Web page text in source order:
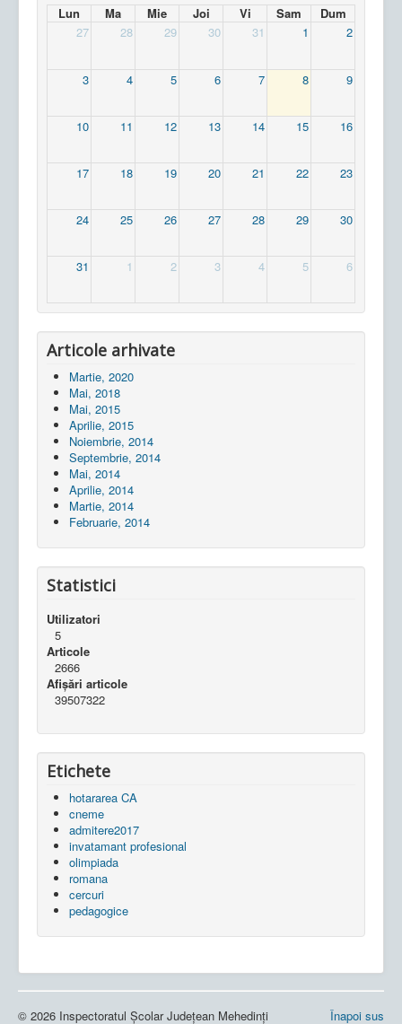
Lun Ma Mie Joi Vi Sam
Dum
27
28 29 30 31 1 2
3 4 5 6 7 8 9
10 11 12 13 14 15 16
17 18 19 20 21 22 23
24 25 26 27 28 29 30
31 1 2 3 4 5 6
Articole arhivate
Martie, 2020
Mai, 2018
Mai, 2015
Aprilie, 2015
Noiembrie, 2014
Septembrie, 2014
Mai, 2014
Aprilie, 2014
Martie, 2014
Februarie, 2014
Statistici
Utilizatori
5
Articole
2666
Afișări articole
39507322
Etichete
hotararea CA
cneme
admitere2017
invatamant profesional
olimpiada
romana
cercuri
pedagogice
Înapoi sus
© 2026 Inspectoratul Școlar Județean Mehedinți